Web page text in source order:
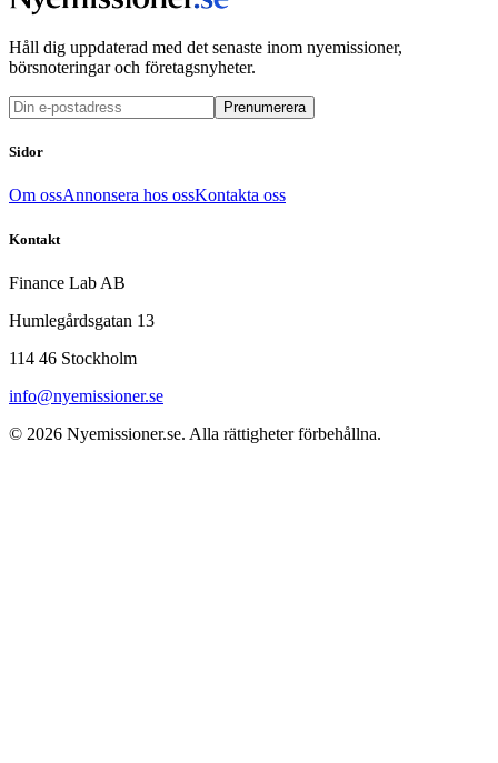
Håll dig uppdaterad med det senaste inom nyemissioner,
börsnoteringar och företagsnyheter.
Prenumerera
Sidor
Om ossAnnonsera hos ossKontakta oss
Kontakt
Finance Lab AB
Humlegårdsgatan 13
114 46 Stockholm
info@nyemissioner.se
© 2026 Nyemissioner.se. Alla rättigheter förbehållna.